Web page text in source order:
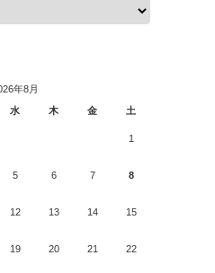
年8月
水 木 金 土
1
5 6 7 8
12 13 14 15
19 20 21 22